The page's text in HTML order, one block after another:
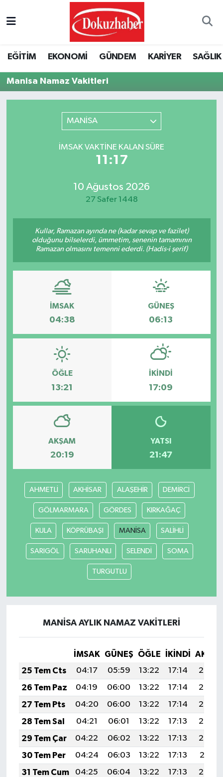
EĞİTİM EKONOMİ GÜNDEM KARİYER SAĞLIK
Manisa Namaz Vakitleri
MANİSA
İMSAK VAKTINE KALAN SÜRE
11:17
10 Ağustos 2026
27 Safer 1448
Kullar, Ramazan ayında ne (kadar sevap ve fazilet)
olduğunu bilselerdi, ümmetim, senenin tamamının
Ramazan olmasını temenni ederdi. (Hadis-i şerif)
İMSAK
04:38
GÜNEŞ
06:13
ÖĞLE
13:21
İKINDI
17:09
AKŞAM
20:19
YATSI
21:47
AHMETLİ AKHİSAR ALAŞEHİR DEMİRCİ
GÖLMARMARA GÖRDES KIRKAĞAÇ
KULA KÖPRÜBAŞI MANİSA SALİHLİ
SARIGÖL SARUHANLI SELENDİ SOMA
TURGUTLU
MANİSA AYLIK NAMAZ VAKITLERI
İMSAK GÜNEŞ ÖĞLE İKINDI
25 Tem Cts
04:17 05:59 13:22 17:14
20:35
26 Tem Paz
04:19 06:00 13:22 17:14
20:34
27 Tem Pts
04:20 06:00 13:22 17:14
20:33
28 Tem Sal
04:21 06:01 13:22 17:13
20:33
29 Tem Çar
04:22 06:02 13:22 17:13
20:32
30 Tem Per
04:24 06:03 13:22 17:13
20:31
31 Tem Cum
04:25 06:04 13:22 17:13
20:30
Tüm Manşetler